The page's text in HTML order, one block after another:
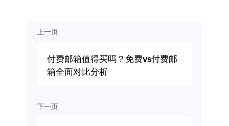
上一页
付费邮箱值得买吗？免费vs付费邮
箱全面对比分析
下一页